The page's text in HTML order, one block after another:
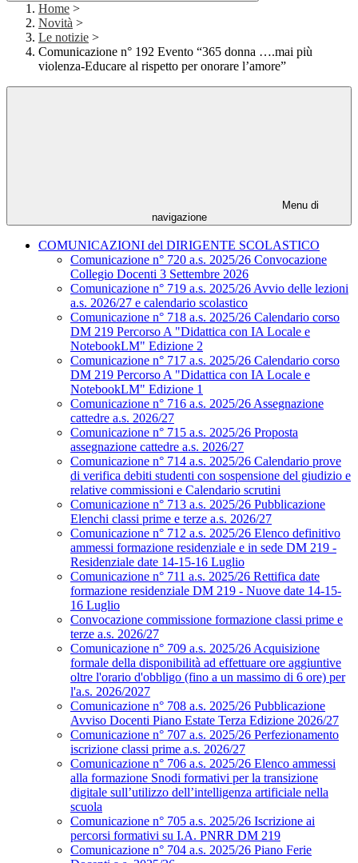
Home >
Novità >
Le notizie >
Comunicazione n° 192 Evento “365 donna ….mai più
violenza-Educare al rispetto per onorare l’amore”
Menu di
navigazione
COMUNICAZIONI del DIRIGENTE SCOLASTICO
Comunicazione n° 720 a.s. 2025/26 Convocazione
Collegio Docenti 3 Settembre 2026
Comunicazione n° 719 a.s. 2025/26 Avvio delle lezioni
a.s. 2026/27 e calendario scolastico
Comunicazione n° 718 a.s. 2025/26 Calendario corso
DM 219 Percorso A "Didattica con IA Locale e
NotebookLM" Edizione 2
Comunicazione n° 717 a.s. 2025/26 Calendario corso
DM 219 Percorso A "Didattica con IA Locale e
NotebookLM" Edizione 1
Comunicazione n° 716 a.s. 2025/26 Assegnazione
cattedre a.s. 2026/27
Comunicazione n° 715 a.s. 2025/26 Proposta
assegnazione cattedre a.s. 2026/27
Comunicazione n° 714 a.s. 2025/26 Calendario prove
di verifica debiti studenti con sospensione del giudizio e
relative commissioni e Calendario scrutini
Comunicazione n° 713 a.s. 2025/26 Pubblicazione
Elenchi classi prime e terze a.s. 2026/27
Comunicazione n° 712 a.s. 2025/26 Elenco definitivo
ammessi formazione residenziale e in sede DM 219 -
Residenziale date 14-15-16 Luglio
Comunicazione n° 711 a.s. 2025/26 Rettifica date
formazione residenziale DM 219 - Nuove date 14-15-
16 Luglio
Convocazione commissione formazione classi prime e
terze a.s. 2026/27
Comunicazione n° 709 a.s. 2025/26 Acquisizione
formale della disponibilità ad effettuare ore aggiuntive
oltre l'orario d'obbligo (fino a un massimo di 6 ore) per
l'a.s. 2026/2027
Comunicazione n° 708 a.s. 2025/26 Pubblicazione
Avviso Docenti Piano Estate Terza Edizione 2026/27
Comunicazione n° 707 a.s. 2025/26 Perfezionamento
iscrizione classi prime a.s. 2026/27
Comunicazione n° 706 a.s. 2025/26 Elenco ammessi
alla formazione Snodi formativi per la transizione
digitale sull’utilizzo dell’intelligenza artificiale nella
scuola
Comunicazione n° 705 a.s. 2025/26 Iscrizione ai
percorsi formativi su I.A. PNRR DM 219
Comunicazione n° 704 a.s. 2025/26 Piano Ferie